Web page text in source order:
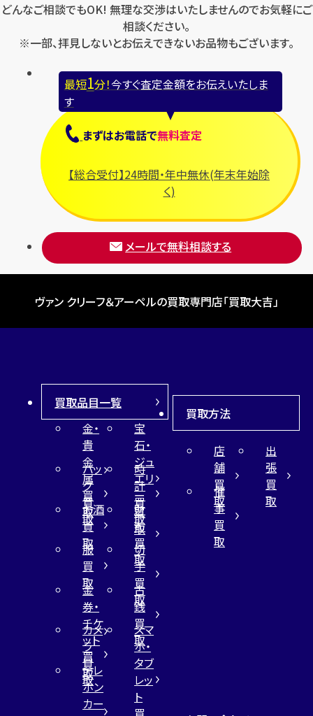
どんなご相談でもOK! 無理な交渉はいたしませんのでお気軽にご
相談ください。
※一部、拝見しないとお伝えできないお品物もございます。
最短1分！今すぐ査定金額をお伝えいたしま
す
まずはお電話で無料査定
【総合受付】24時間・年中無休(年末年始除
く)
メールで無料相談する
ヴァン クリーフ＆アーペルの買取専門店「買取大吉」
買取品目一覧
金・
貴
金
属
買
取
宝
石・
ジュ
エリ
ー
買
取
バッ
グ
買
取
時
計
買
取
お酒
買
取
財
布
買
取
服
買
取
切
手
買
取
金
券・
チケ
ット
買
取
古
銭
買
取
カメ
ラ
買
取
スマ
ホ・
タブ
レッ
ト
テレ
ホン
カー
買取方法
店
舗
買
取
出
張
買
取
催
事
買
取